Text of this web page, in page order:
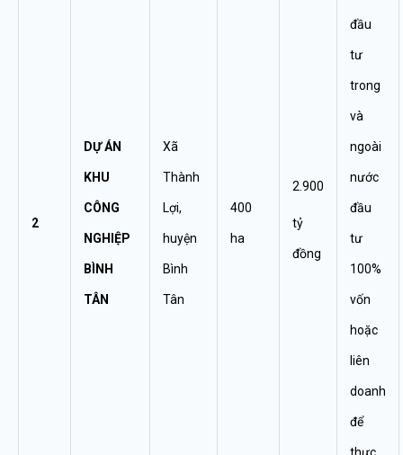
2
DỰ ÁN
KHU
CÔNG
NGHIỆP
BÌNH
TÂN
Xã
Thành
Lợi,
huyện
Bình
Tân
400
ha
2.900
tỷ
đồng
đầu
tư
trong
và
ngoài
nước
đầu
tư
100%
vốn
hoặc
liên
doanh
để